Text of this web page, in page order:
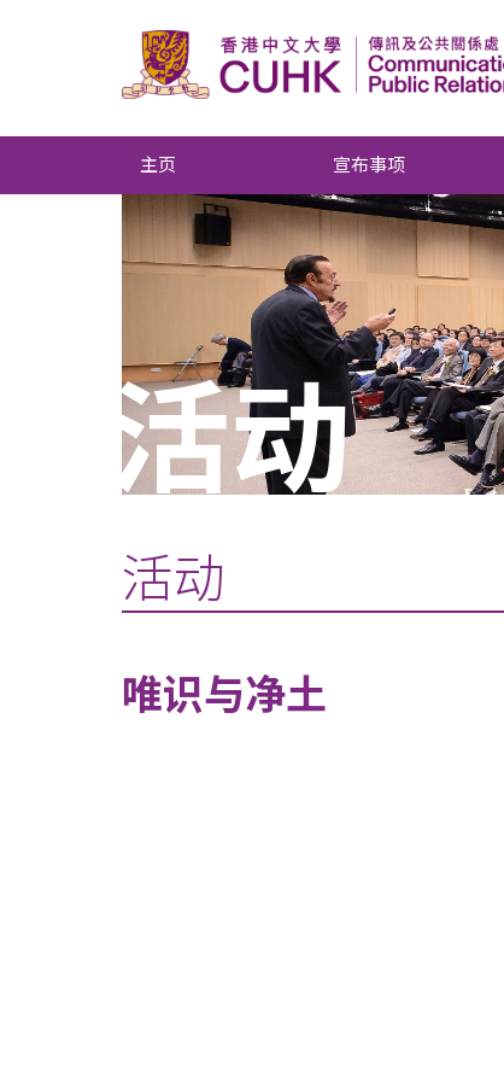
主页 宣布事项
活动
活动
唯识与净土